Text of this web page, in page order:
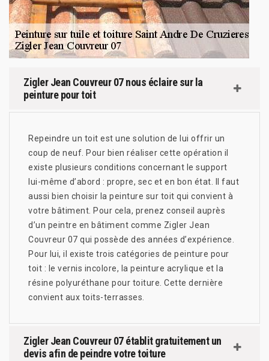
Zigler Jean Couvreur 07 nous éclaire sur la
peinture pour toit
Repeindre un toit est une solution de lui offrir un
coup de neuf. Pour bien réaliser cette opération il
existe plusieurs conditions concernant le support
lui-même d’abord : propre, sec et en bon état. Il faut
aussi bien choisir la peinture sur toit qui convient à
votre bâtiment. Pour cela, prenez conseil auprès
d’un peintre en bâtiment comme Zigler Jean
Couvreur 07 qui possède des années d’expérience.
Pour lui, il existe trois catégories de peinture pour
toit : le vernis incolore, la peinture acrylique et la
résine polyuréthane pour toiture. Cette dernière
convient aux toits-terrasses.
Zigler Jean Couvreur 07 établit gratuitement un
devis afin de peindre votre toiture